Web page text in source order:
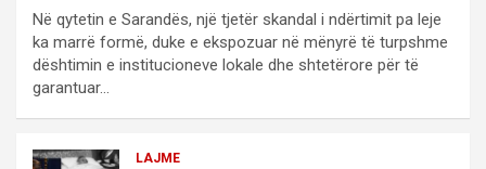
Në qytetin e Sarandës, një tjetër skandal i ndërtimit pa leje
ka marrë formë, duke e ekspozuar në mënyrë të turpshme
dështimin e institucioneve lokale dhe shtetërore për të
garantuar…
LAJME